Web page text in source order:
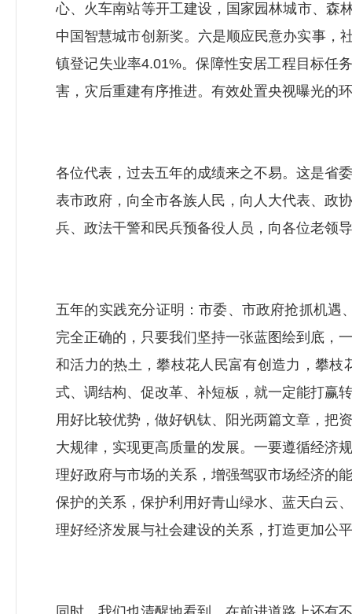
心、火车南站等开工建设，国家园林城市、森
中国智慧城市创新奖。六是顺应民意办实事，
镇登记失业率4.01%。保障性安居工程目标任
害，灾后重建有序推进。有效处置央视曝光的
各位代表，过去五年的成绩来之不易。这是省
表市政府，向全市各族人民，向人大代表、政
兵、政法干警和民兵预备役人员，向各位老领
五年的实践充分证明：市委、市政府抢抓机遇
完全正确的，只要我们坚持一张蓝图绘到底，
和活力的热土，攀枝花人民富有创造力，攀
式、调结构、促改革、补短板，就一定能打赢
用好比较优势，做好钒钛、阳光两篇文章，把
大规律，实现更高质量的发展。一要遵循经济
理好政府与市场的关系，增强驾驭市场经济的
保护的关系，保护利用好青山绿水、蓝天白云
理好经济发展与社会建设的关系，打造更加公